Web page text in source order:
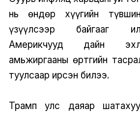
нь өндөр хүүгийн
үзүүлсээр байгааг
Америкчууд дайн
амьжиргааны өртгийн
туулсаар ирсэн билээ.
Трамп улс даяар